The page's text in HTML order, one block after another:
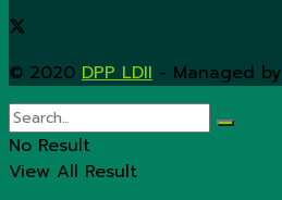
© 2020 DPP LDII - Managed by
No Result
View All Result